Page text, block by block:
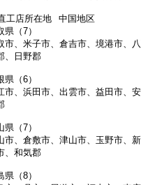
工店所在地
中国地区
県（7）
市、米子市、倉吉市、境港市、
、日野郡
県（6）
市、浜田市、出雲市、益田市、
県（7）
市、倉敷市、津山市、玉野市、
、和気郡
県（8）